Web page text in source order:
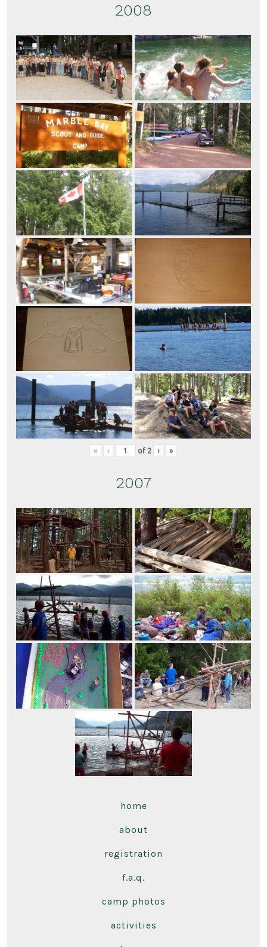
2008
« ‹ of 2 › »
2007
home
about
registration
f.a.q.
camp photos
activities